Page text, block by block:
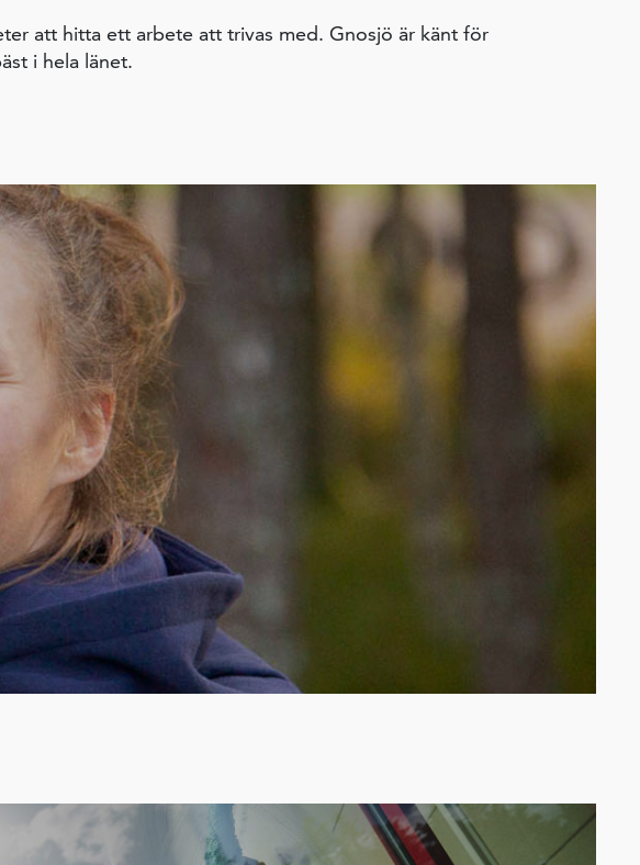
att hitta ett arbete att trivas med. Gnosjö är känt för
i hela länet.